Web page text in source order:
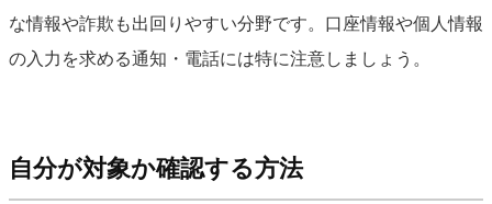
な情報や詐欺も出回りやすい分野です。口座情報や個人情報
の入力を求める通知・電話には特に注意しましょう。
自分が対象か確認する方法